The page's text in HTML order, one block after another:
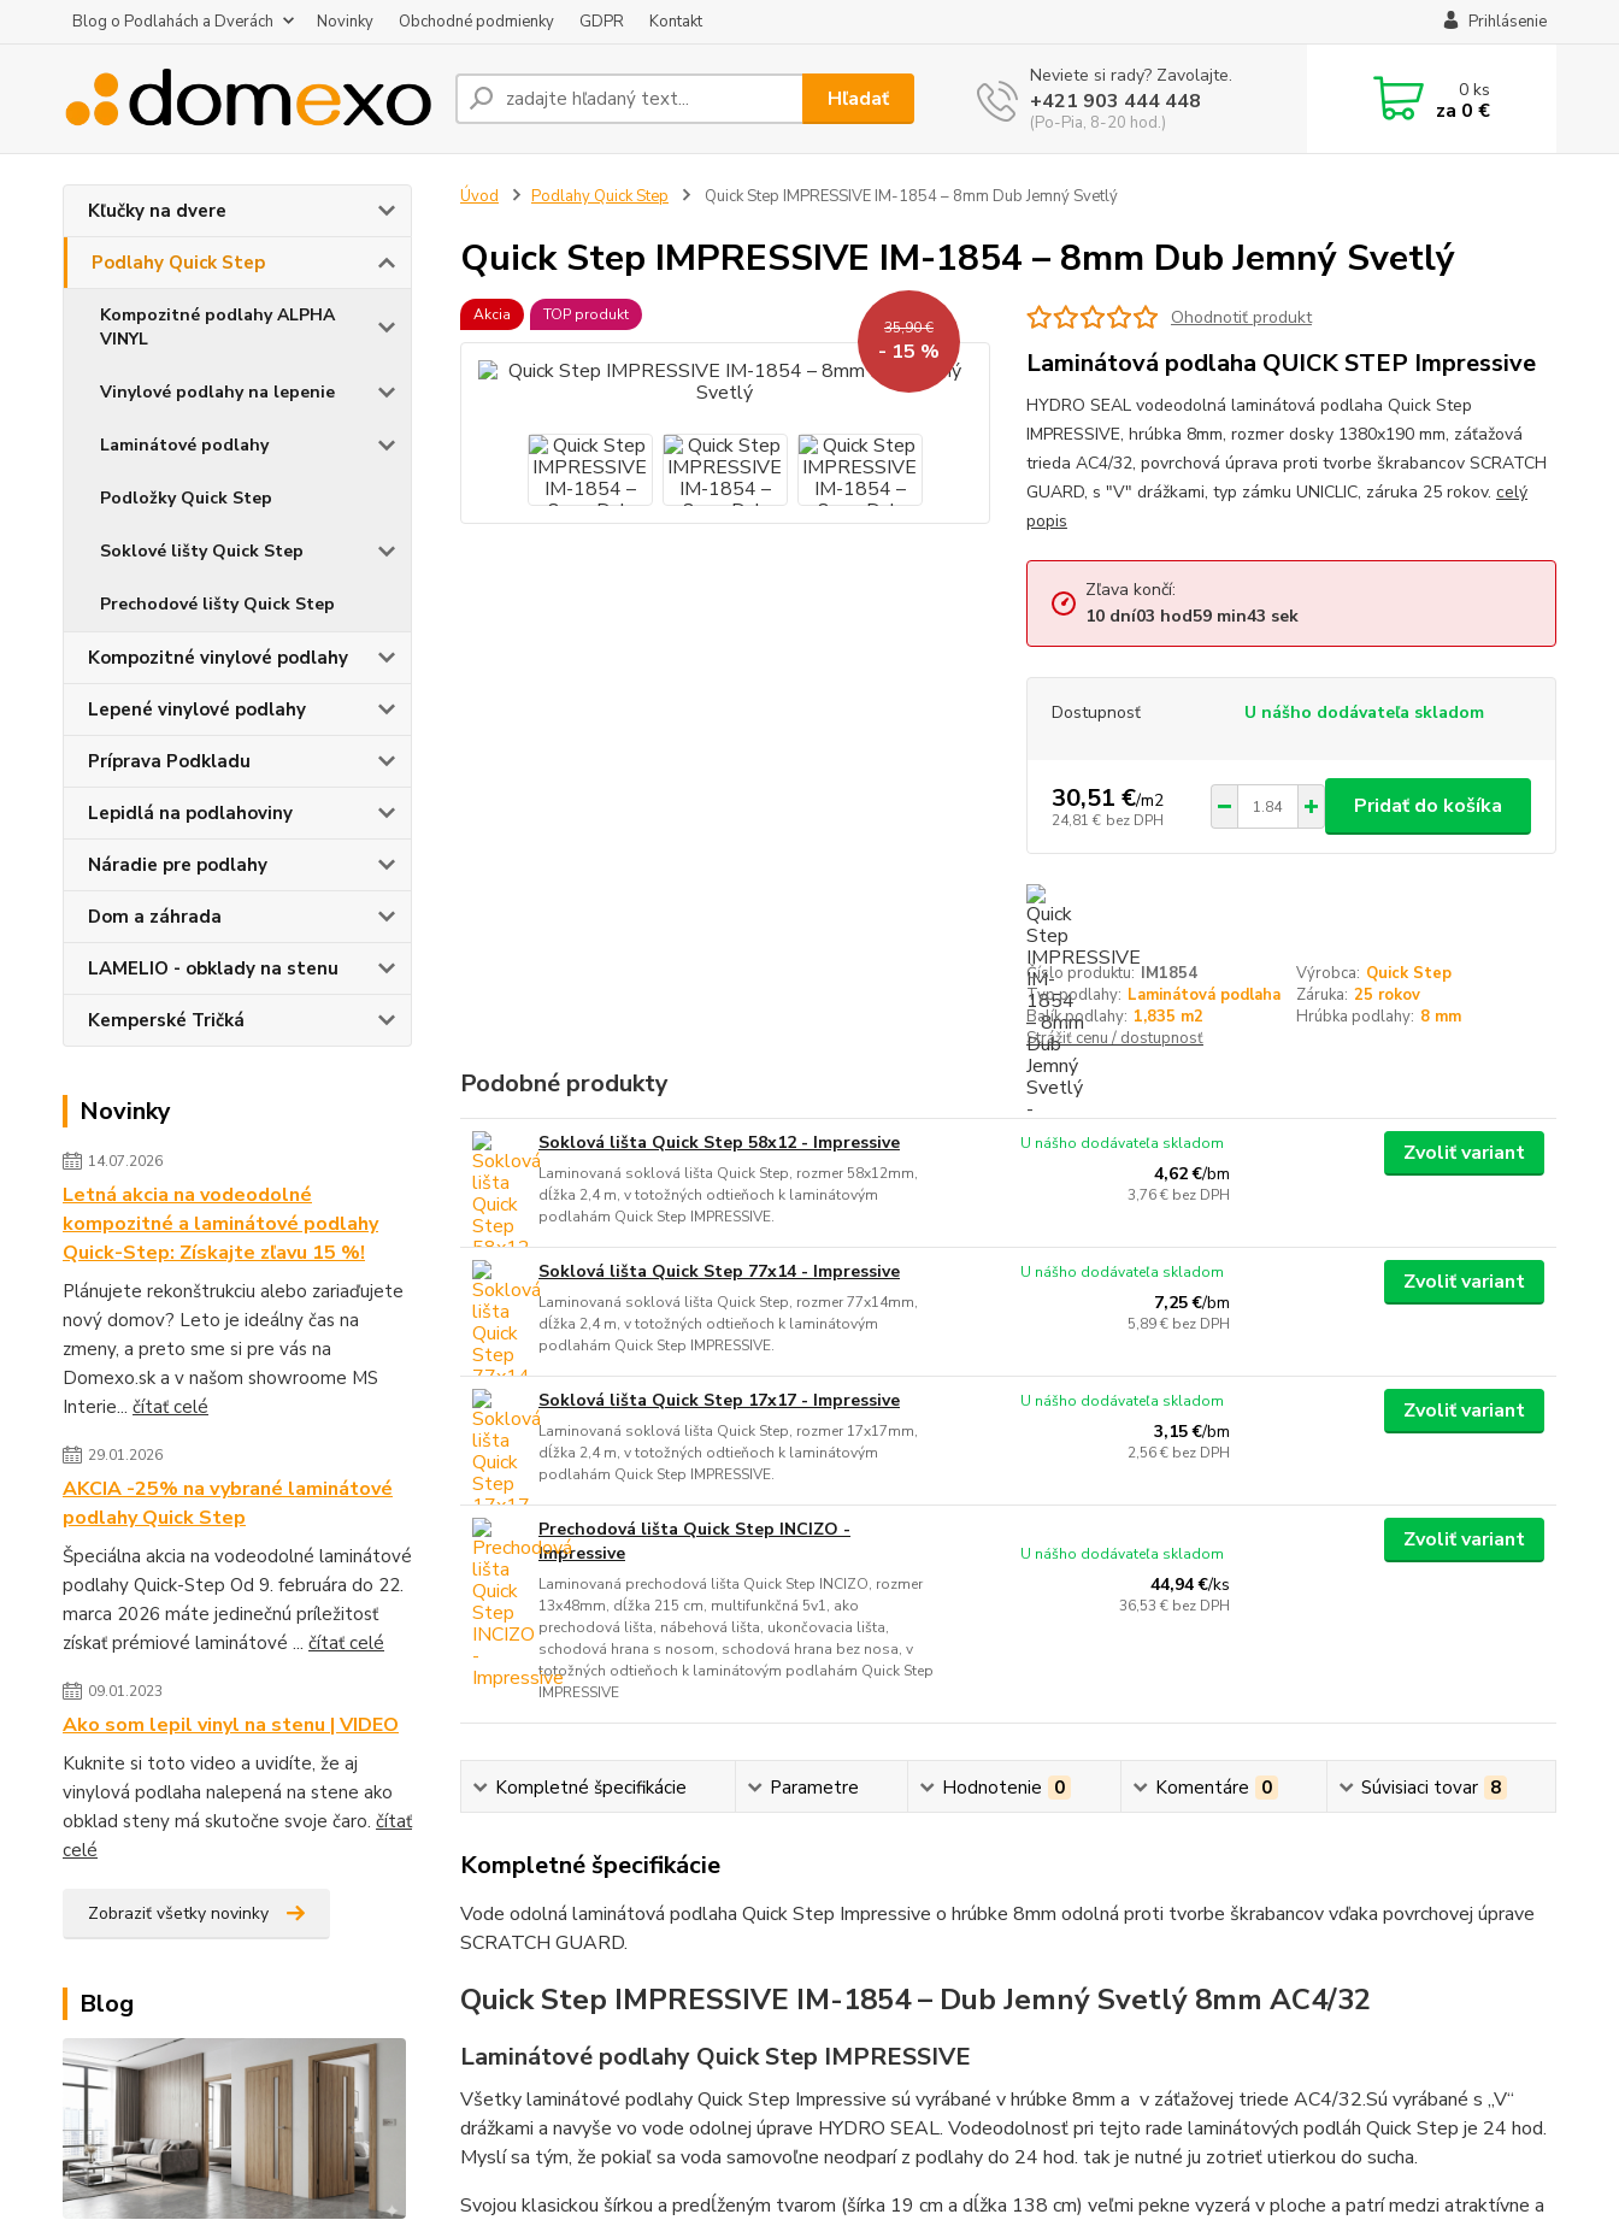
Blog o Podlahách a Dverách Novinky Obchodné podmienky GDPR Kontakt Prihlásenie
Hľadať
Neviete si rady? Zavolajte.
+421 903 444 448
(Po-Pia, 8-20 hod.)
0ks
za 0 €
Kľučky na dvere
Podlahy Quick Step
Kompozitné podlahy ALPHA
VINYL
Vinylové podlahy na lepenie
Laminátové podlahy
Podložky Quick Step
Soklové lišty Quick Step
Prechodové lišty Quick Step
Kompozitné vinylové podlahy
Lepené vinylové podlahy
Príprava Podkladu
Lepidlá na podlahoviny
Náradie pre podlahy
Dom a záhrada
LAMELIO - obklady na stenu
Kemperské Tričká
Novinky
14.07.2026
Letná akcia na vodeodolné
kompozitné a laminátové podlahy
Quick-Step: Získajte zľavu 15 %!
Plánujete rekonštrukciu alebo zariaďujete
nový domov? Leto je ideálny čas na
zmeny, a preto sme si pre vás na
Domexo.sk a v našom showroome MS
Interie... čítať celé
29.01.2026
AKCIA -25% na vybrané laminátové
podlahy Quick Step
Špeciálna akcia na vodeodolné laminátové
podlahy Quick-Step Od 9. februára do 22.
marca 2026 máte jedinečnú príležitosť
získať prémiové laminátové ... čítať celé
09.01.2023
Ako som lepil vinyl na stenu | VIDEO
Kuknite si toto video a uvidíte, že aj
vinylová podlaha nalepená na stene ako
obklad steny má skutočne svoje čaro. čítať
celé
Zobraziť všetky novinky
Blog
Úvod Podlahy Quick Step Quick Step IMPRESSIVE IM-1854 – 8mm Dub Jemný Svetlý
Quick Step IMPRESSIVE IM-1854 – 8mm Dub Jemný Svetlý
Akcia TOP produkt
35,90 €
- 15 %
Ohodnotiť produkt
Laminátová podlaha QUICK STEP Impressive
HYDRO SEAL vodeodolná laminátová podlaha Quick Step
IMPRESSIVE, hrúbka 8mm, rozmer dosky 1380x190 mm, záťažová
trieda AC4/32, povrchová úprava proti tvorbe škrabancov SCRATCH
GUARD, s "V" drážkami, typ zámku UNICLIC, záruka 25 rokov. celý
popis
Zľava končí:
10 dní03 hod59min42 sek
Dostupnosť U nášho dodávateľa skladom
30,51 €/m2
24,81 € bez DPH
Pridať do košíka
Číslo produktu: IM1854 Výrobca: Quick Step
Typ podlahy: Laminátová podlaha Záruka: 25 rokov
Balík podlahy: 1,835 m2 Hrúbka podlahy: 8 mm
Strážiť cenu / dostupnosť
Podobné produkty
Soklová lišta Quick Step 58x12 - Impressive
Laminovaná soklová lišta Quick Step, rozmer 58x12mm,
dĺžka 2,4 m, v totožných odtieňoch k laminátovým
podlahám Quick Step IMPRESSIVE.
4,62 €/bm
3,76 € bez DPH
U nášho dodávateľa skladom Zvoliť variant
Soklová lišta Quick Step 77x14 - Impressive
Laminovaná soklová lišta Quick Step, rozmer 77x14mm,
dĺžka 2,4 m, v totožných odtieňoch k laminátovým
podlahám Quick Step IMPRESSIVE.
7,25 €/bm
5,89 € bez DPH
U nášho dodávateľa skladom Zvoliť variant
Soklová lišta Quick Step 17x17 - Impressive
Laminovaná soklová lišta Quick Step, rozmer 17x17mm,
dĺžka 2,4 m, v totožných odtieňoch k laminátovým
podlahám Quick Step IMPRESSIVE.
3,15 €/bm
2,56 € bez DPH
U nášho dodávateľa skladom Zvoliť variant
Prechodová lišta Quick Step INCIZO -
Impressive
Laminovaná prechodová lišta Quick Step INCIZO, rozmer
13x48mm, dĺžka 215 cm, multifunkčná 5v1, ako
prechodová lišta, nábehová lišta, ukončovacia lišta,
schodová hrana s nosom, schodová hrana bez nosa, v
totožných odtieňoch k laminátovým podlahám Quick Step
IMPRESSIVE
44,94 €/ks
36,53 € bez DPH
U nášho dodávateľa skladom
Zvoliť variant
Kompletné špecifikácie Parametre Hodnotenie 0 Komentáre 0 Súvisiaci tovar 8
Kompletné špecifikácie
Vode odolná laminátová podlaha Quick Step Impressive o hrúbke 8mm odolná proti tvorbe škrabancov vďaka povrchovej úprave
SCRATCH GUARD.
Quick Step IMPRESSIVE IM-1854 – Dub Jemný Svetlý 8mm AC4/32
Laminátové podlahy Quick Step IMPRESSIVE
Všetky laminátové podlahy Quick Step Impressive sú vyrábané v hrúbke 8mm a v záťažovej triede AC4/32.Sú vyrábané s „V“
drážkami a navyše vo vode odolnej úprave HYDRO SEAL. Vodeodolnosť pri tejto rade laminátových podláh Quick Step je 24 hod.
Myslí sa tým, že pokiaľ sa voda samovoľne neodparí z podlahy do 24 hod. tak je nutné ju zotrieť utierkou do sucha.
Svojou klasickou šírkou a predĺženým tvarom (šírka 19 cm a dĺžka 138 cm) veľmi pekne vyzerá v ploche a patrí medzi atraktívne a